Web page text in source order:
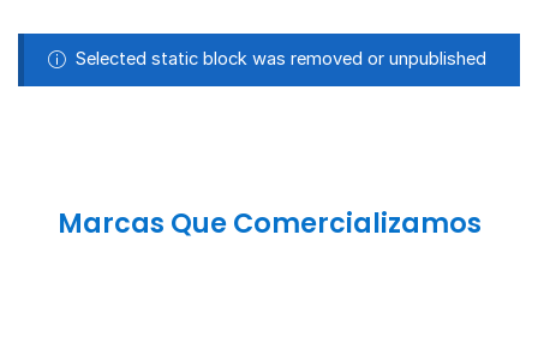
Selected static block was removed or unpublished
Marcas Que Comercializamos